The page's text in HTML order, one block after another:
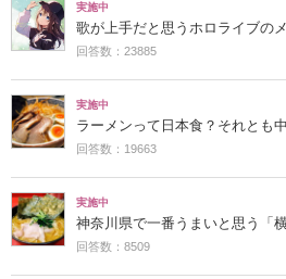
実施中
歌が上手だと思うホロライブの
回答数：23885
実施中
ラーメンって日本食？それとも
回答数：19663
実施中
神奈川県で一番うまいと思う「
回答数：8509